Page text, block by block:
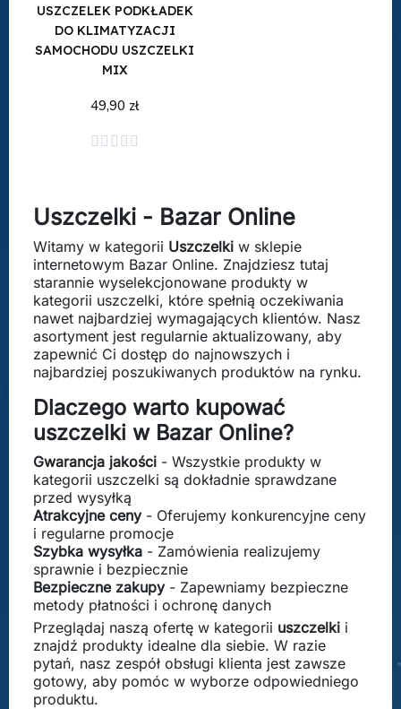
USZCZELEK PODKŁADEK
DO KLIMATYZACJI
SAMOCHODU USZCZELKI
MIX
49,90 zł
    
Dodaj do koszyka
Uszczelki - Bazar Online
Witamy w kategorii Uszczelki w sklepie
internetowym Bazar Online. Znajdziesz tutaj
starannie wyselekcjonowane produkty w
kategorii uszczelki, które spełnią oczekiwania
nawet najbardziej wymagających klientów. Nasz
asortyment jest regularnie aktualizowany, aby
zapewnić Ci dostęp do najnowszych i
najbardziej poszukiwanych produktów na rynku.
Dlaczego warto kupować
uszczelki w Bazar Online?
Gwarancja jakości - Wszystkie produkty w
kategorii uszczelki są dokładnie sprawdzane
przed wysyłką
Atrakcyjne ceny- Oferujemy konkurencyjne ceny
i regularne promocje
Szybka wysyłka - Zamówienia realizujemy
sprawnie i bezpiecznie
Bezpieczne zakupy- Zapewniamy bezpieczne
metody płatności i ochronę danych
Przeglądaj naszą ofertę w kategorii uszczelki i
znajdź produkty idealne dla siebie. W razie
pytań, nasz zespół obsługi klienta jest zawsze
gotowy, aby pomóc w wyborze odpowiedniego
produktu.